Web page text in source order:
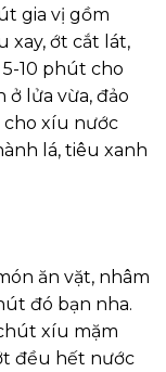
gia vị gồm
xay, ớt cắt lát,
10 phút cho
ở lửa vừa, đảo
cho xíu nước
lá, tiêu xanh
ăn vặt, nhâm
đó bạn nha.
xíu mặm
đều hết nước